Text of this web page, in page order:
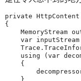
private HttpContent
{
MemoryStream
var
using (var
    {
    }